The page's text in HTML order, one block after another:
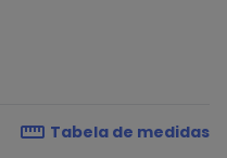
Tabela de medidas